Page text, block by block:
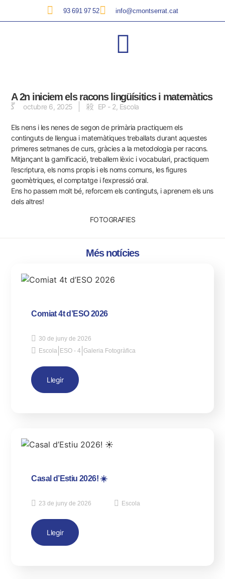
93 691 97 52 info@cmontserrat.cat
A 2n iniciem els racons lingüísitics i matemàtics
octubre 6, 2025 EP - 2 Escola
Els nens i les nenes de segon de primària practiquem els
continguts de llengua i matemàtiques treballats durant aquestes
primeres setmanes de curs, gràcies a la metodologia per racons.
Mitjançant la gamificació, treballem lèxic i vocabulari, practiquem
l’escriptura, els noms propis i els noms comuns, les figures
geomètriques, el comptatge i l’expressió oral.
Ens ho passem molt bé, reforcem els continguts, i aprenem els uns
dels altres!
FOTOGRAFIES
Més notícies
Comiat 4t d’ESO 2026
30 de juny de 2026
Escola ESO - 4 |Galeria Fotogràfica
Llegir
Casal d’Estiu 2026! ☀️
23 de juny de 2026 Escola
Llegir